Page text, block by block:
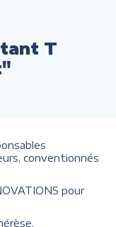
T
conventionnés
pour